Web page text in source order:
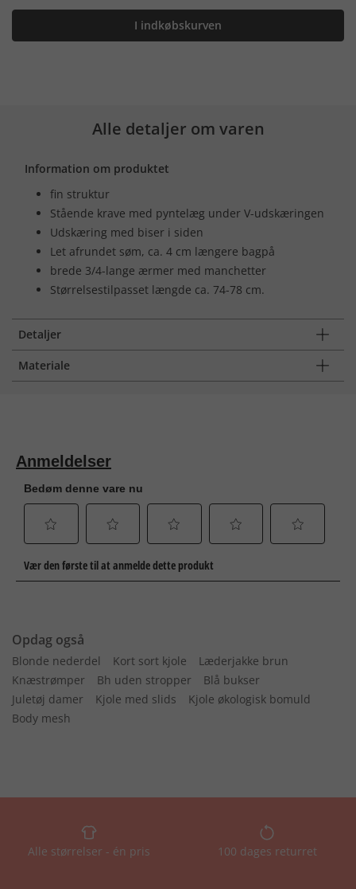
I indkøbskurven
Alle detaljer om varen
Information om produktet
fin struktur
Stående krave med pyntelæg under V-udskæringen
Udskæring med biser i siden
Let afrundet søm, ca. 4 cm længere bagpå
brede 3/4-lange ærmer med manchetter
Størrelsestilpasset længde ca. 74-78 cm.
Detaljer
Materiale
Opdag også
Blonde nederdel Kort sort kjole
Læderjakke brun
Knæstrømper
Bh uden stropper
Blå bukser
Juletøj damer
Kjole med slids
Kjole økologisk bomuld
Body mesh
Alle størrelser - én pris 100 dages returret